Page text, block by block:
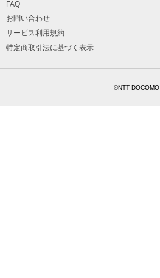
FAQ
お問い合わせ
サービス利用規約
特定商取引法に基づく表示
©NTT DOCOMO